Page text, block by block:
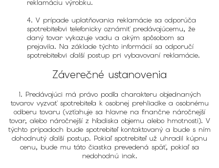
reklamáciu výrobku.
4. V prípade uplatňovania reklamácie sa odporúča
spotrebiteľovi telefonicky oznámiť predávajúcemu, že
daný tovar vykazuje vadu a akým spôsobom sa
prejavila. Na základe týchto informácií sa odporučí
spotrebiteľovi ďalší postup pri vybavovaní reklamácie.
Záverečné ustanovenia
1. Predávajúci má právo podľa charakteru objednaných
tovarov vyzvať spotrebiteľa k osobnej prehliadke a osobnému
odberu tovaru (vzťahuje sa hlavne na finančne náročnejší
tovar, alebo náročnejší z hľadiska objemu alebo hmotnosti). V
týchto prípadoch bude spotrebiteľ kontaktovaný a bude s ním
dohodnutý ďalší postup. Pokiaľ spotrebiteľ už uhradil kúpnu
cenu, bude mu táto čiastka prevedená späť, pokiaľ sa
nedohodnú inak.